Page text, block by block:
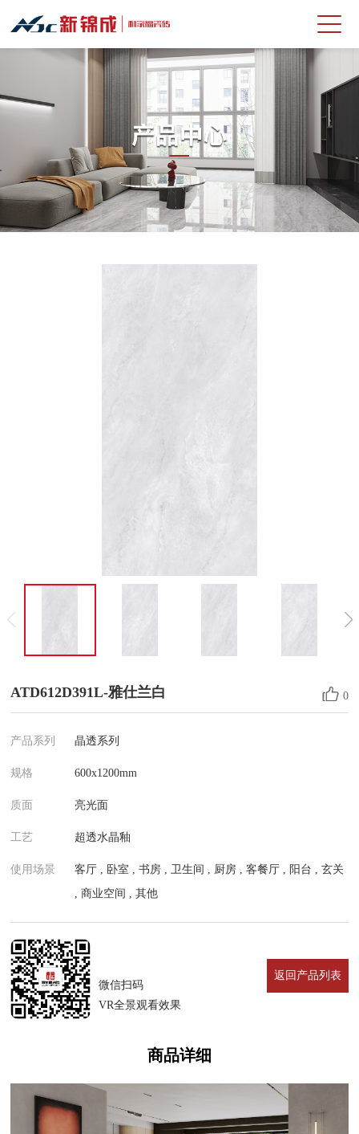
ATD612D391L-雅仕兰白 0
产品系列 晶透系列
规格 600x1200mm
质面 亮光面
工艺 超透水晶釉
使用场景
客厅 , 卧室 , 书房 , 卫生间 , 厨房 , 客餐厅 , 阳台 , 玄关
, 商业空间 , 其他
微信扫码
VR全景观看效果
返回产品列表
商品详细